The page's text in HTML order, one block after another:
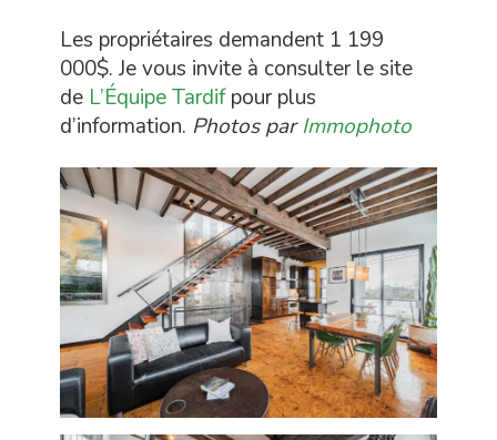
Les propriétaires demandent 1 199
000$. Je vous invite à consulter le site
de L’Équipe Tardifpour plus
d’information. Photos par Immophoto